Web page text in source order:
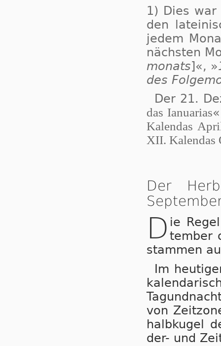
1) Dies
den
je­dem
nächs­ten
mo­nats]«, »
des
Der 21.
das Ia­nu­a­ri­as
Ka­len­das
XII. Ka­len­das
Der
D ie
tem­ber
stam­men
Im
von
halb­ku­gel
der- und